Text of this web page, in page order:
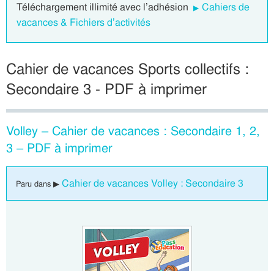
Téléchargement illimité avec l’adhésion
Cahiers de
vacances & Fichiers d’activités
Cahier de vacances Sports collectifs :
Secondaire 3 - PDF à imprimer
Volley – Cahier de vacances : Secondaire 1, 2,
3 – PDF à imprimer
Paru dans ▶ Cahier de vacances Volley : Secondaire 3